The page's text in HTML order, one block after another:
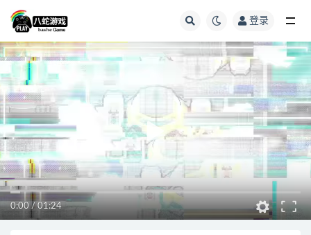
登录
0:00/01:24